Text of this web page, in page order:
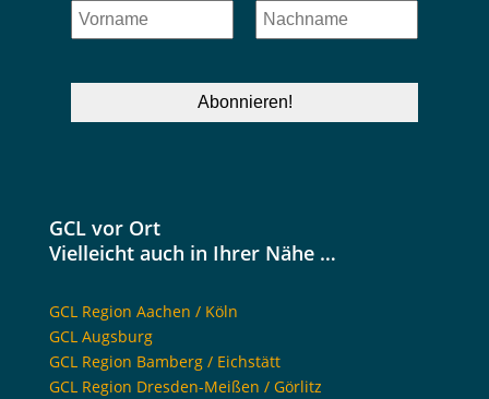
GCL vor Ort
Vielleicht auch in Ihrer Nähe …
GCL Region Aachen / Köln
GCL Augsburg
GCL Region Bamberg / Eichstätt
GCL Region Dresden-Meißen / Görlitz